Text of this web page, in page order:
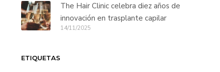
The Hair Clinic celebra diez años de
innovación en trasplante capilar
14/11/2025
ETIQUETAS